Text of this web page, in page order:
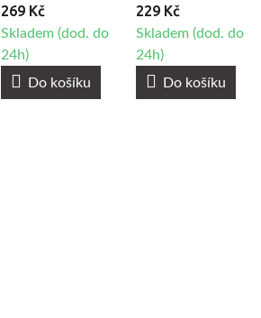
269 Kč
Skladem (dod. do
24h)
Do košíku
229 Kč
Skladem (dod. do
24h)
Do košíku